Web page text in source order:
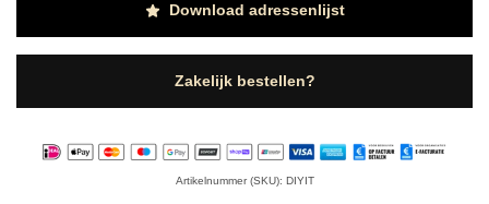
Download adressenlijst
Zakelijk bestellen?
Artikelnummer (SKU): DIYIT